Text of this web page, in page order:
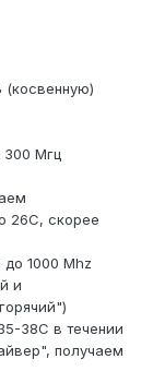
(косвенную)
300 Мгц
26С, скорее
1000 Mhz
и
38C в течении
получаем